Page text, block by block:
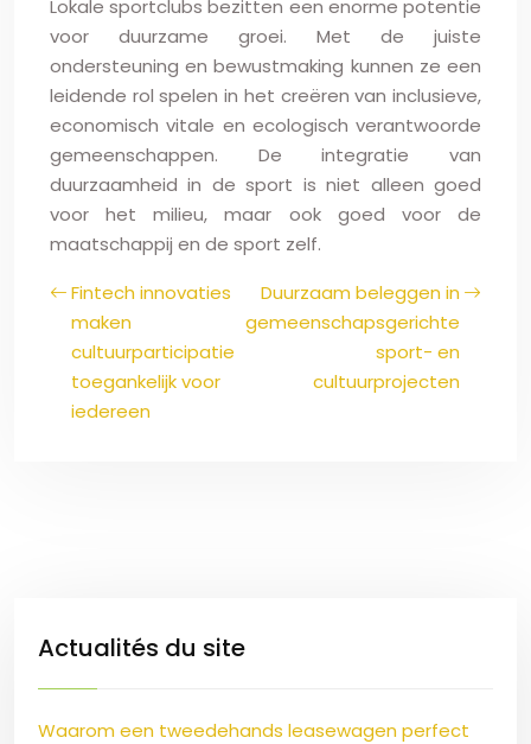
Lokale sportclubs bezitten een enorme potentie
voor duurzame groei. Met de juiste
ondersteuning en bewustmaking kunnen ze een
leidende rol spelen in het creëren van inclusieve,
economisch vitale en ecologisch verantwoorde
gemeenschappen. De integratie van
duurzaamheid in de sport is niet alleen goed
voor het milieu, maar ook goed voor de
maatschappij en de sport zelf.
Fintech innovaties
maken
cultuurparticipatie
toegankelijk voor
iedereen
Duurzaam beleggen in
gemeenschapsgerichte
sport- en
cultuurprojecten
Actualités du site
Waarom een tweedehands leasewagen perfect